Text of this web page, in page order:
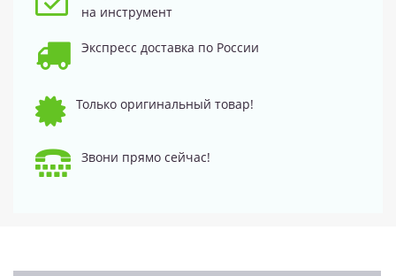
на инструмент
Экспресс доставка по России
Только оригинальный товар!
Звони прямо сейчас!